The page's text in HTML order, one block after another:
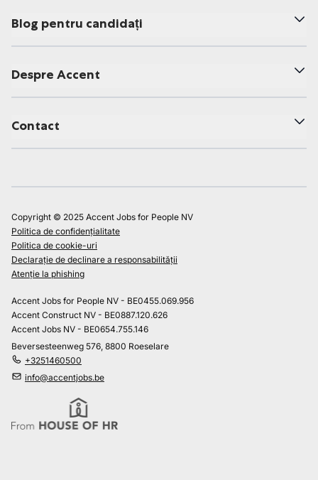
Blog pentru candidați
Despre Accent
Contact
Copyright © 2025 Accent Jobs for People NV
Politica de confidențialitate
Politica de cookie-uri
Declarație de declinare a responsabilității
Atenție la phishing
Accent Jobs for People NV - BE0455.069.956
Accent Construct NV - BE0887.120.626
Accent Jobs NV - BE0654.755.146
Beversesteenweg 576, 8800 Roeselare
+3251460500
info@accentjobs.be